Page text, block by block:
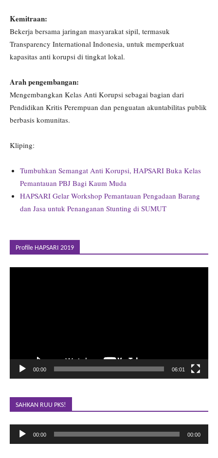
Kemitraan:
Bekerja bersama jaringan masyarakat sipil, termasuk
Transparency International Indonesia, untuk memperkuat
kapasitas anti korupsi di tingkat lokal.
Arah pengembangan:
Mengembangkan Kelas Anti Korupsi sebagai bagian dari
Pendidikan Kritis Perempuan dan penguatan akuntabilitas publik
berbasis komunitas.
Kliping:
Tumbuhkan Semangat Anti Korupsi, HAPSARI Buka Kelas
Pemantauan PBJ Bagi Kaum Muda
HAPSARI Gelar Workshop Pemantauan Pengadaan Barang
dan Jasa untuk Penanganan Stunting di SUMUT
Profile HAPSARI 2019
00:00 06:01
SAHKAN RUU PKS!
Pemutar
Audio
00:00 00:00